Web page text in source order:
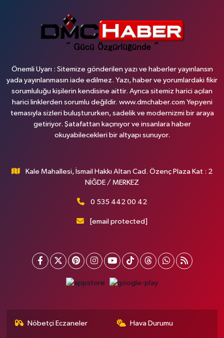
Önemli Uyarı : Sitemize gönderilen yazı ve haberler yayınlansın
yada yayınlanmasın iade edilmez. Yazı, haber ve yorumlardaki fikir
sorumluluğu kişilerin kendisine aittir. Ayrıca sitemiz harici açılan
harici linklerden sorumlu değildir. www.dmchaber.com Yepyeni
temasıyla sizleri buluştururken, sadelik ve modernizmi bir araya
getiriyor. Şatafattan kaçınıyor ve insanlara haber
okuyabilecekleri bir altyapı sunuyor.
Kale Mahallesi, İsmail Hakkı Altan Cad. Özenç Plaza Kat : 2
NİĞDE / MERKEZ
0 535 442 00 42
[email protected]
Nöbetçi Eczaneler Hava Durumu